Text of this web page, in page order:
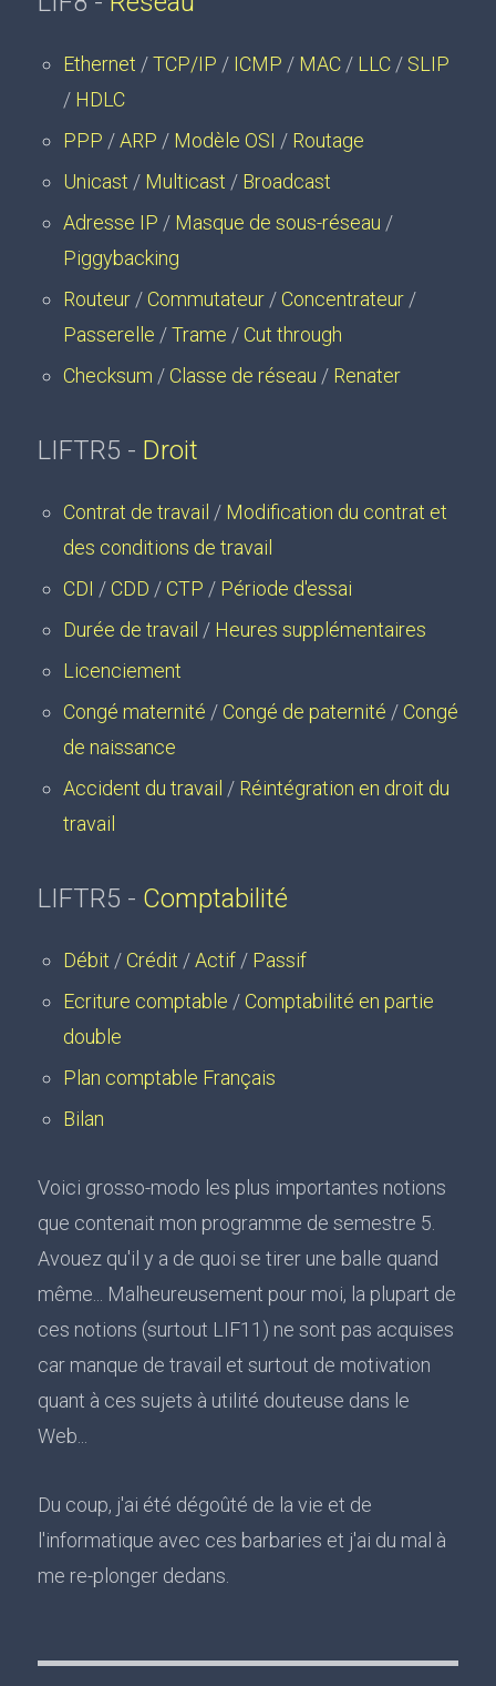
Ethernet /TCP/IP / ICMP / MAC/ LLC/ SLIP
/ HDLC
PPP /ARP / Modèle OSI / Routage
Unicast / Multicast / Broadcast
Adresse IP / Masque de sous-réseau /
Piggybacking
Routeur/ Commutateur/ Concentrateur/
Passerelle /Trame / Cut through
Checksum / Classe de réseau / Renater
LIFTR5 - Droit
Contrat de travail / Modification du contrat et
des conditions de travail
CDI / CDD / CTP / Période d'essai
Durée de travail / Heures supplémentaires
Licenciement
Congé maternité / Congé de paternité / Congé
de naissance
Accident du travail / Réintégration en droit du
travail
LIFTR5 - Comptabilité
Débit / Crédit /Actif/ Passif
Ecriture comptable / Comptabilité en partie
double
Plan comptable Français
Bilan
Voici grosso-modo les plus importantes notions
que contenait mon programme de semestre 5.
Avouez qu'il y a de quoi se tirer une balle quand
même... Malheureusement pour moi, la plupart de
ces notions (surtout LIF11) ne sont pas acquises
car manque de travail et surtout de motivation
quant à ces sujets à utilité douteuse dans le
Web...
Du coup, j'ai été dégoûté de la vie et de
l'informatique avec ces barbaries et j'ai du mal à
me re-plonger dedans.